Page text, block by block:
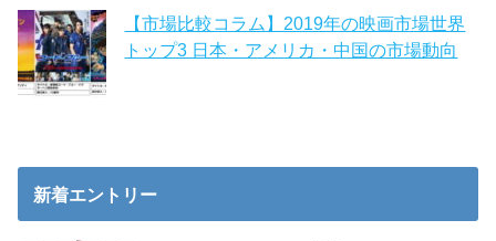
【市場比較コラム】2019年の映画市場世界
トップ3 日本・アメリカ・中国の市場動向
新着エントリー